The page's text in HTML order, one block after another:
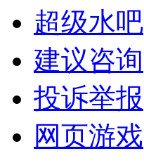
超级水吧
建议咨询
投诉举报
网页游戏